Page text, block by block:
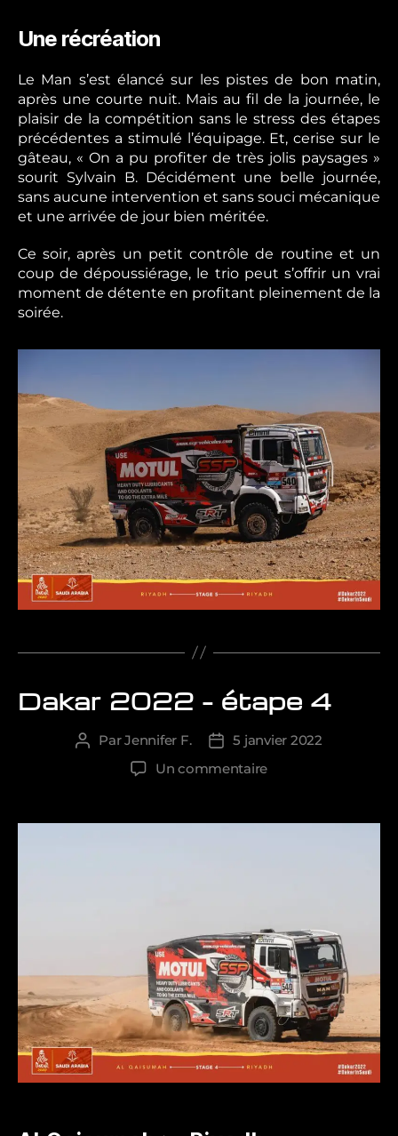
Une récréation
Le Man s’est élancé sur les pistes de bon matin,
après une courte nuit. Mais au fil de la journée, le
plaisir de la compétition sans le stress des étapes
précédentes a stimulé l’équipage. Et, cerise sur le
gâteau, « On a pu profiter de très jolis paysages »
sourit Sylvain B. Décidément une belle journée,
sans aucune intervention et sans souci mécanique
et une arrivée de jour bien méritée.
Ce soir, après un petit contrôle de routine et un
coup de dépoussiérage, le trio peut s’offrir un vrai
moment de détente en profitant pleinement de la
soirée.
Catégories
Dakar 2022 – étape 4
Auteur
ParJennifer F.
Date5 janvier 2022
Un commentairesur
–